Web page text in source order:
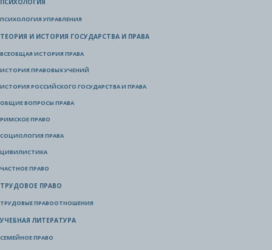
ПСИХОЛОГИЯ
ПСИХОЛОГИЯ УПРАВЛЕНИЯ
ТЕОРИЯ И ИСТОРИЯ ГОСУДАРСТВА И ПРАВА
ВСЕОБЩАЯ ИСТОРИЯ ПРАВА
ИСТОРИЯ ПРАВОВЫХ УЧЕНИЙ
ИСТОРИЯ РОССИЙСКОГО ГОСУДАРСТВА И ПРАВА
ОБЩИЕ ВОПРОСЫ ПРАВА
РИМСКОЕ ПРАВО
СОЦИОЛОГИЯ ПРАВА
ЦИВИЛИСТИКА
ЧАСТНОЕ ПРАВО
ТРУДОВОЕ ПРАВО
ТРУДОВЫЕ ПРАВООТНОШЕНИЯ
УЧЕБНАЯ ЛИТЕРАТУРА
СЕМЕЙНОЕ ПРАВО